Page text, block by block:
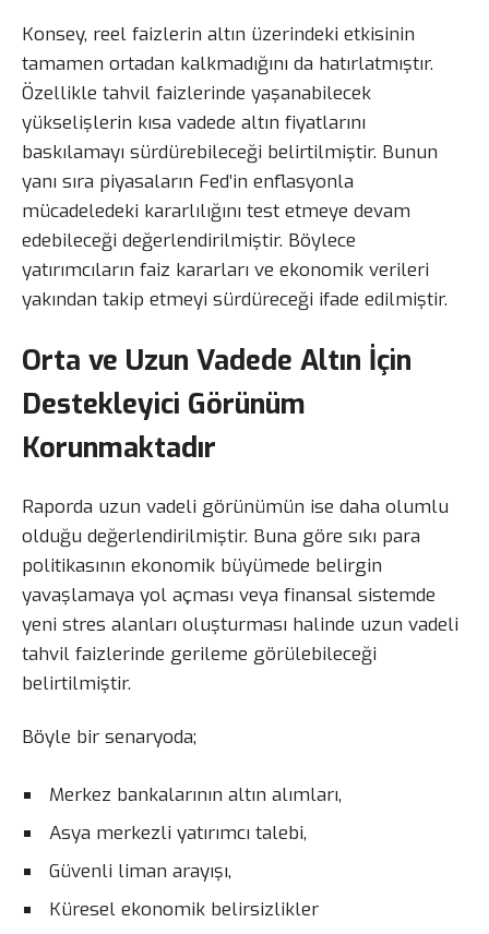
Konsey, reel faizlerin altın üzerindeki etkisinin
tamamen ortadan kalkmadığını da hatırlatmıştır.
Özellikle tahvil faizlerinde yaşanabilecek
yükselişlerin kısa vadede altın fiyatlarını
baskılamayı sürdürebileceği belirtilmiştir. Bunun
yanı sıra piyasaların Fed’in enflasyonla
mücadeledeki kararlılığını test etmeye devam
edebileceği değerlendirilmiştir. Böylece
yatırımcıların faiz kararları ve ekonomik verileri
yakından takip etmeyi sürdüreceği ifade edilmiştir.
Orta ve Uzun Vadede Altın İçin
Destekleyici Görünüm
Korunmaktadır
Raporda uzun vadeli görünümün ise daha olumlu
olduğu değerlendirilmiştir. Buna göre sıkı para
politikasının ekonomik büyümede belirgin
yavaşlamaya yol açması veya finansal sistemde
yeni stres alanları oluşturması halinde uzun vadeli
tahvil faizlerinde gerileme görülebileceği
belirtilmiştir.
Böyle bir senaryoda;
Merkez bankalarının altın alımları,
Asya merkezli yatırımcı talebi,
Güvenli liman arayışı,
Küresel ekonomik belirsizlikler